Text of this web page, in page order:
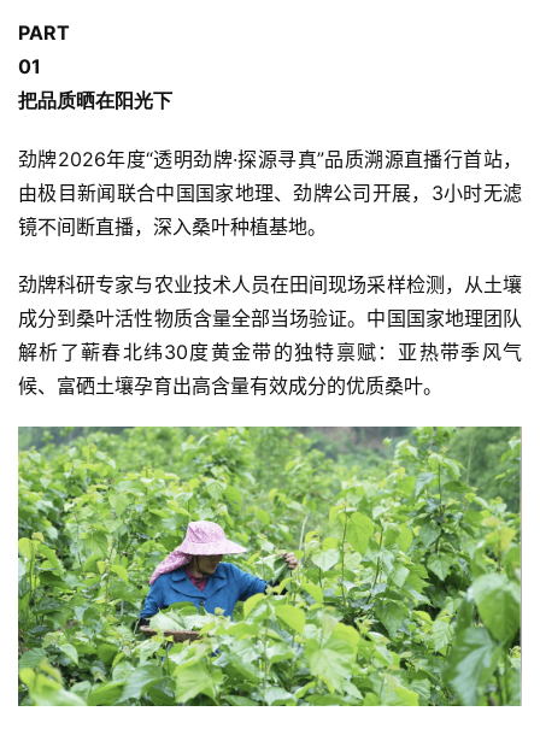
PART
01
把品质晒在阳光下
劲牌2026年度“透明劲牌·探源寻真”品质溯源直播行首站，
由极目新闻联合中国国家地理、劲牌公司开展，3小时无滤
镜不间断直播，深入桑叶种植基地。
劲牌科研专家与农业技术人员在田间现场采样检测，从土壤
成分到桑叶活性物质含量全部当场验证。中国国家地理团队
解析了蕲春北纬30度黄金带的独特禀赋：亚热带季风气
候、富硒土壤孕育出高含量有效成分的优质桑叶。